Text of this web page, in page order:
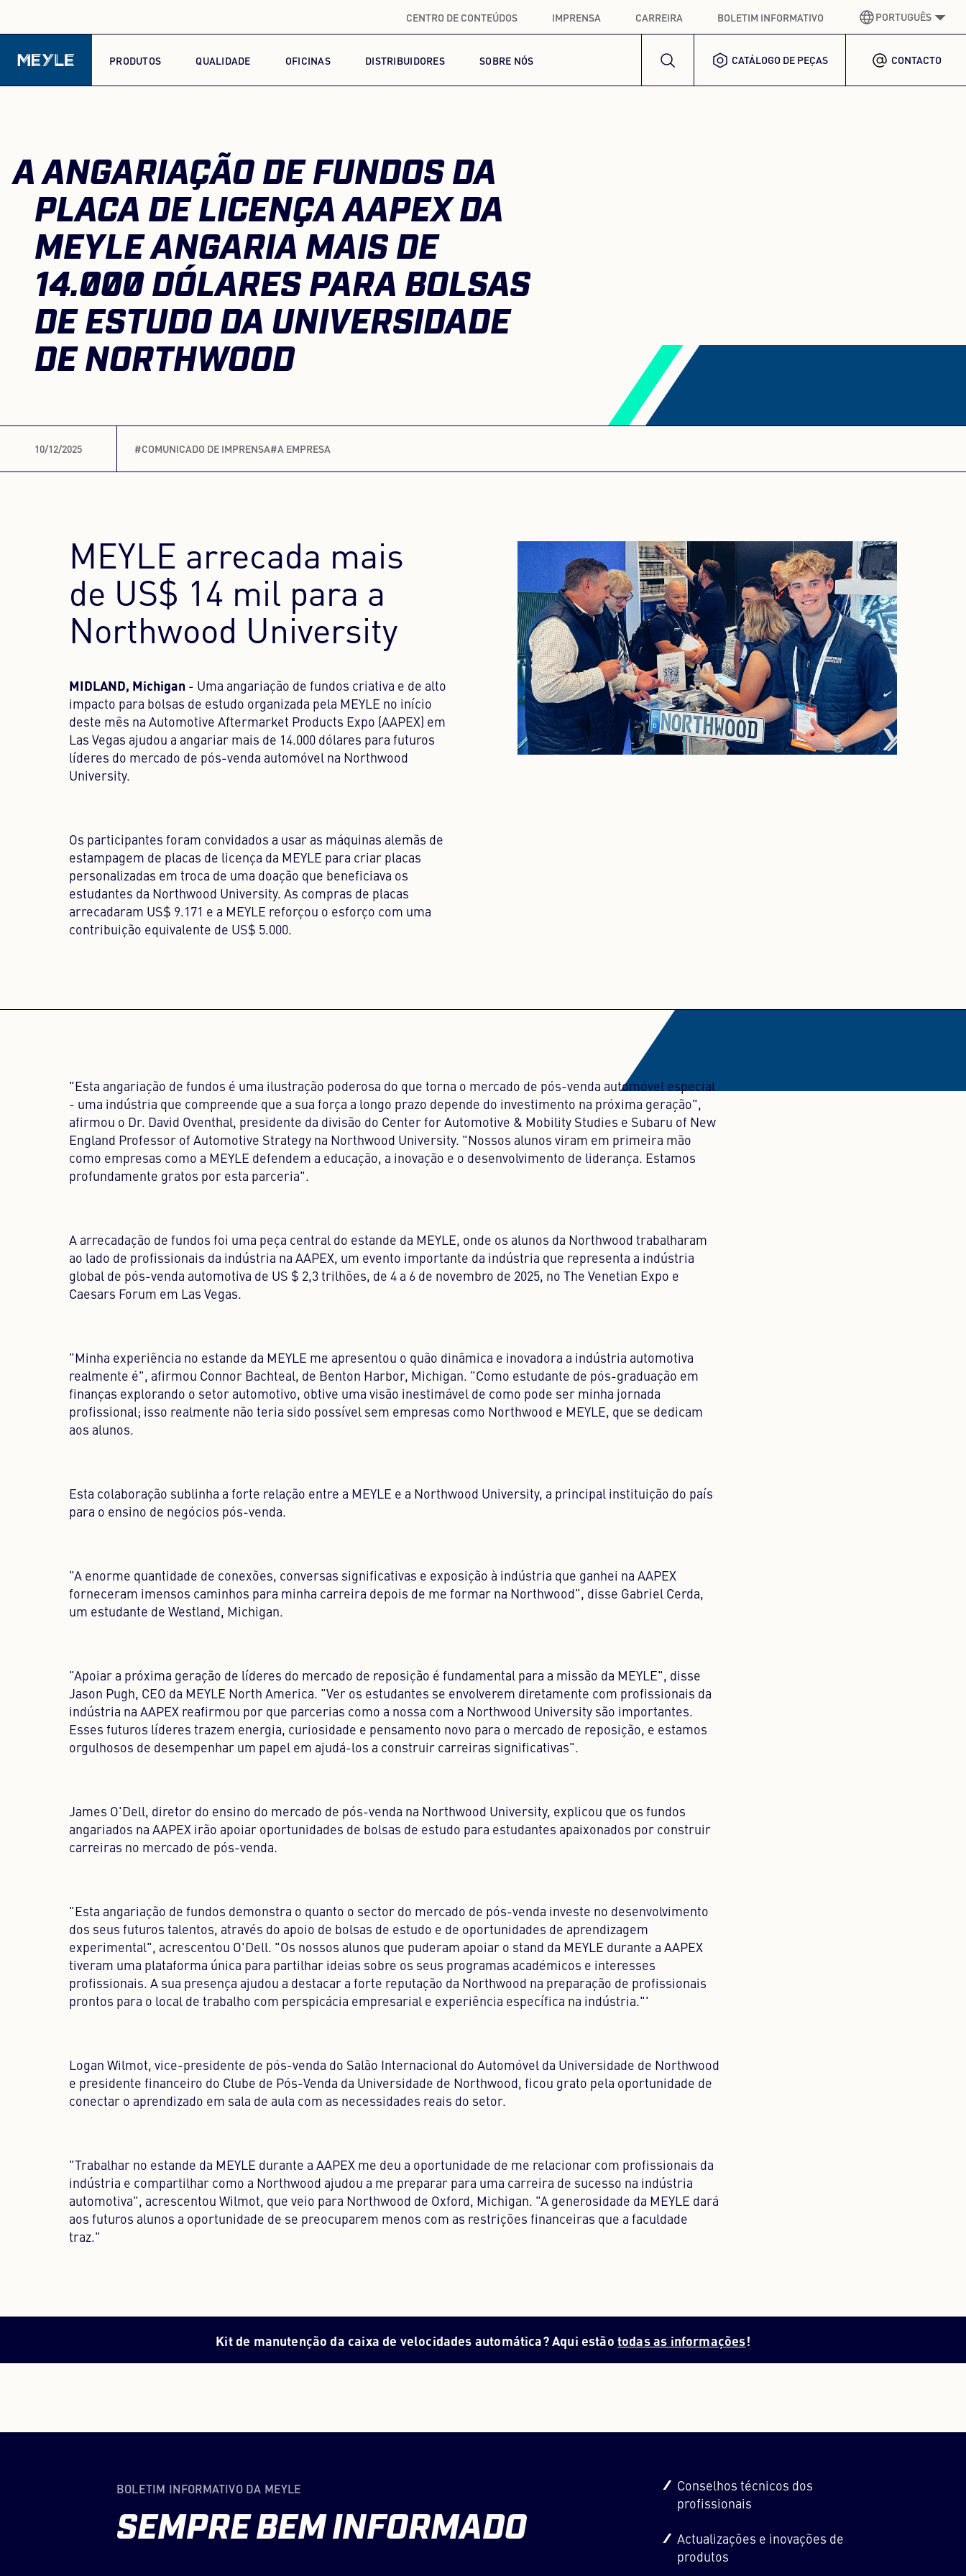
CENTRO DE CONTEÚDOS IMPRENSA CARREIRA BOLETIM INFORMATIVO PORTUGUÊS
ALEMÃO GERMAN
PRODUTOS QUALIDADE OFICINAS DISTRIBUIDORES SOBRE NÓS CATÁLOGO DE PEÇAS CONTACTO
A ANGARIAÇÃO DE FUNDOS DA
PLACA DE LICENÇA AAPEX DA
MEYLE ANGARIA MAIS DE
14.000 DÓLARES PARA BOLSAS
DE ESTUDO DA UNIVERSIDADE
DE NORTHWOOD
10/12/2025 #COMUNICADO DE IMPRENSA#A EMPRESA
MEYLE arrecada mais
de US$ 14 mil para a
Northwood University
MIDLAND, Michigan - Uma angariação de fundos criativa e de alto
impacto para bolsas de estudo organizada pela MEYLE no início
deste mês na Automotive Aftermarket Products Expo (AAPEX) em
Las Vegas ajudou a angariar mais de 14.000 dólares para futuros
líderes do mercado de pós-venda automóvel na Northwood
University.
Os participantes foram convidados a usar as máquinas alemãs de
estampagem de placas de licença da MEYLE para criar placas
personalizadas em troca de uma doação que beneficiava os
estudantes da Northwood University. As compras de placas
arrecadaram US$ 9.171 e a MEYLE reforçou o esforço com uma
contribuição equivalente de US$ 5.000.
"Esta angariação de fundos é uma ilustração poderosa do que torna o mercado de pós-venda automóvel especial
- uma indústria que compreende que a sua força a longo prazo depende do investimento na próxima geração",
afirmou o Dr. David Oventhal, presidente da divisão do Center for Automotive & Mobility Studies e Subaru of New
England Professor of Automotive Strategy na Northwood University. "Nossos alunos viram em primeira mão
como empresas como a MEYLE defendem a educação, a inovação e o desenvolvimento de liderança. Estamos
profundamente gratos por esta parceria".
A arrecadação de fundos foi uma peça central do estande da MEYLE, onde os alunos da Northwood trabalharam
ao lado de profissionais da indústria na AAPEX, um evento importante da indústria que representa a indústria
global de pós-venda automotiva de US $ 2,3 trilhões, de 4 a 6 de novembro de 2025, no The Venetian Expo e
Caesars Forum em Las Vegas.
"Minha experiência no estande da MEYLE me apresentou o quão dinâmica e inovadora a indústria automotiva
realmente é", afirmou Connor Bachteal, de Benton Harbor, Michigan. "Como estudante de pós-graduação em
finanças explorando o setor automotivo, obtive uma visão inestimável de como pode ser minha jornada
profissional; isso realmente não teria sido possível sem empresas como Northwood e MEYLE, que se dedicam
aos alunos.
Esta colaboração sublinha a forte relação entre a MEYLE e a Northwood University, a principal instituição do país
para o ensino de negócios pós-venda.
"A enorme quantidade de conexões, conversas significativas e exposição à indústria que ganhei na AAPEX
forneceram imensos caminhos para minha carreira depois de me formar na Northwood", disse Gabriel Cerda,
um estudante de Westland, Michigan.
"Apoiar a próxima geração de líderes do mercado de reposição é fundamental para a missão da MEYLE", disse
Jason Pugh, CEO da MEYLE North America. "Ver os estudantes se envolverem diretamente com profissionais da
indústria na AAPEX reafirmou por que parcerias como a nossa com a Northwood University são importantes.
Esses futuros líderes trazem energia, curiosidade e pensamento novo para o mercado de reposição, e estamos
orgulhosos de desempenhar um papel em ajudá-los a construir carreiras significativas".
James O'Dell, diretor do ensino do mercado de pós-venda na Northwood University, explicou que os fundos
angariados na AAPEX irão apoiar oportunidades de bolsas de estudo para estudantes apaixonados por construir
carreiras no mercado de pós-venda.
"Esta angariação de fundos demonstra o quanto o sector do mercado de pós-venda investe no desenvolvimento
dos seus futuros talentos, através do apoio de bolsas de estudo e de oportunidades de aprendizagem
experimental", acrescentou O'Dell. "Os nossos alunos que puderam apoiar o stand da MEYLE durante a AAPEX
tiveram uma plataforma única para partilhar ideias sobre os seus programas académicos e interesses
profissionais. A sua presença ajudou a destacar a forte reputação da Northwood na preparação de profissionais
prontos para o local de trabalho com perspicácia empresarial e experiência específica na indústria."'
Logan Wilmot, vice-presidente de pós-venda do Salão Internacional do Automóvel da Universidade de Northwood
e presidente financeiro do Clube de Pós-Venda da Universidade de Northwood, ficou grato pela oportunidade de
conectar o aprendizado em sala de aula com as necessidades reais do setor.
"Trabalhar no estande da MEYLE durante a AAPEX me deu a oportunidade de me relacionar com profissionais da
indústria e compartilhar como a Northwood ajudou a me preparar para uma carreira de sucesso na indústria
automotiva", acrescentou Wilmot, que veio para Northwood de Oxford, Michigan. "A generosidade da MEYLE dará
aos futuros alunos a oportunidade de se preocuparem menos com as restrições financeiras que a faculdade
traz."
Kit de manutenção da caixa de velocidades automática? Aqui estãotodas as informações!
BOLETIM INFORMATIVO DA MEYLE
SEMPREBEMINFORMADO
Conselhos técnicos dos
profissionais
Actualizações e inovações de
produtos